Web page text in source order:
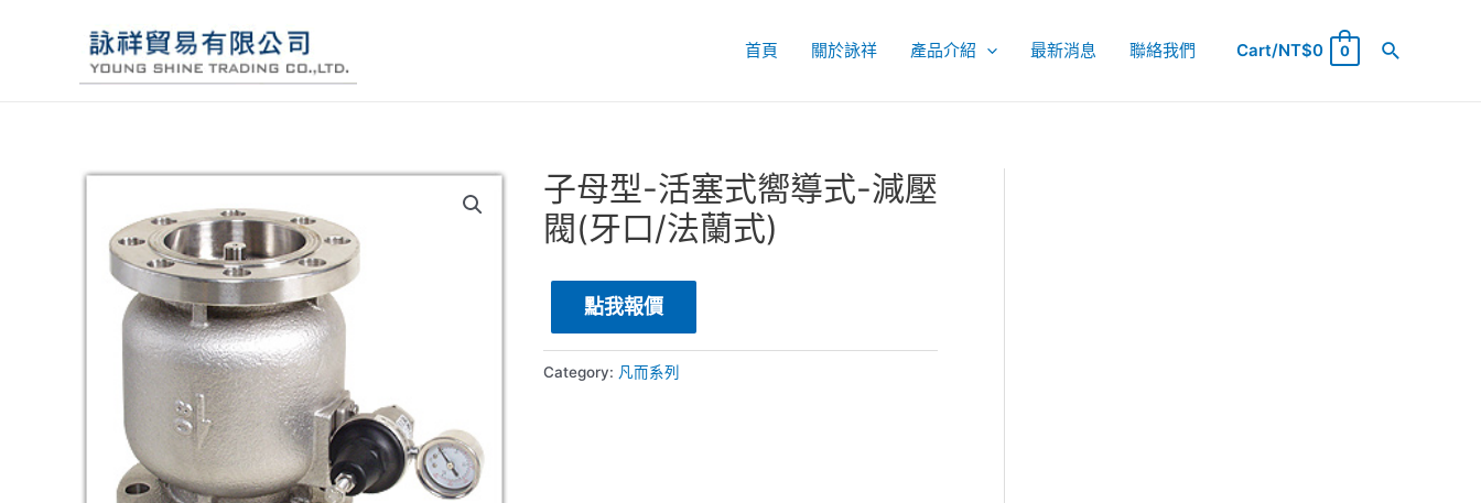
首頁 關於詠祥 產品介紹 最新消息 聯絡我們 Cart/NT$0 0
子母型-活塞式嚮導式-減壓
閥(牙口/法蘭式)
點我報價
Category: 凡而系列